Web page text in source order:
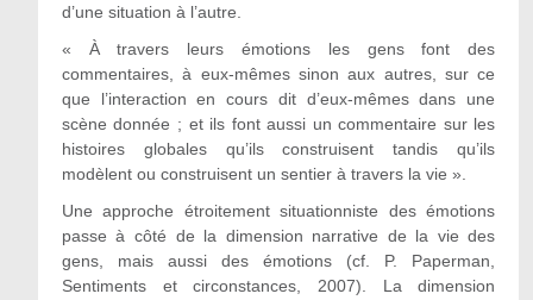
d’une situation à l’autre.
« À travers leurs émotions les gens font des
commentaires, à eux-mêmes sinon aux autres, sur ce
que l’interaction en cours dit d’eux-mêmes dans une
scène donnée ; et ils font aussi un commentaire sur les
histoires globales qu’ils construisent tandis qu’ils
modèlent ou construisent un sentier à travers la vie ».
Une approche étroitement situationniste des émotions
passe à côté de la dimension narrative de la vie des
gens, mais aussi des émotions (cf. P. Paperman,
Sentiments et circonstances, 2007). La dimension